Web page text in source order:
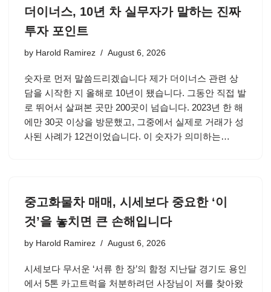
더이너스, 10년 차 실무자가 말하는 진짜
투자 포인트
by Harold Ramirez August 6, 2026
숫자로 먼저 말씀드리겠습니다 제가 더이너스 관련 상
담을 시작한 지 올해로 10년이 됐습니다. 그동안 직접 발
로 뛰어서 살펴본 곳만 200곳이 넘습니다. 2023년 한 해
에만 30곳 이상을 방문했고, 그중에서 실제로 거래가 성
사된 사례가 12건이었습니다. 이 숫자가 의미하는…
중고화물차 매매, 시세보다 중요한 ‘이
것’을 놓치면 큰 손해입니다
by Harold Ramirez August 6, 2026
시세보다 무서운 ‘서류 한 장’의 함정 지난달 경기도 용인
에서 5톤 카고트럭을 처분하려던 사장님이 저를 찾아왔